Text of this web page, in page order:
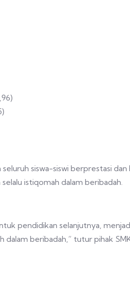
siswa-siswi berprestasi
istiqomah dalam beribadah.
pendidikan selanjutnya,
beribadah,” tutur pihak